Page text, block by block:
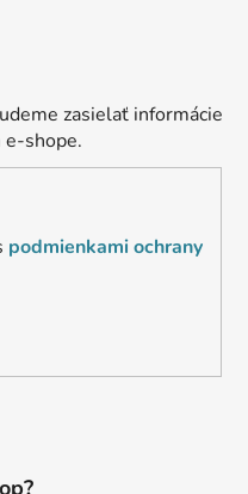
zasielať informácie
e-shope.
podmienkami ochrany